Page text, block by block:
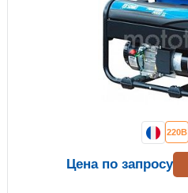
220В
Цена по запросу